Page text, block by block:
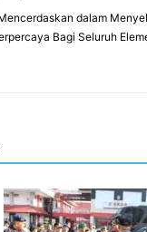
dalam
Bagi Seluruh